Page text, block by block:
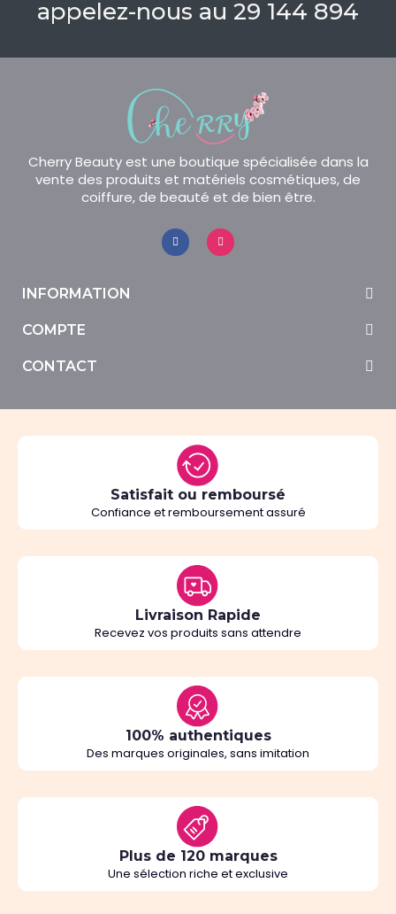
appelez-nous au 29 144 894
Cherry Beauty est une boutique spécialisée dans la
vente des produits et matériels cosmétiques, de
coiffure, de beauté et de bien être.
INFORMATION
COMPTE
CONTACT
Satisfait ou remboursé
Confiance et remboursement assuré
Livraison Rapide
Recevez vos produits sans attendre
100% authentiques
Des marques originales, sans imitation
Plus de 120 marques
Une sélection riche et exclusive